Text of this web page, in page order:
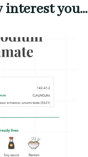
interest you...